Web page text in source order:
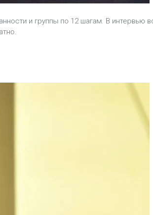
и группы по 12 шагам. В интервью